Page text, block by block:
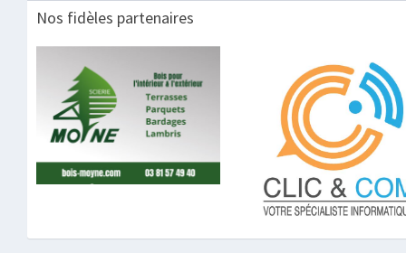
Nos fidèles partenaires